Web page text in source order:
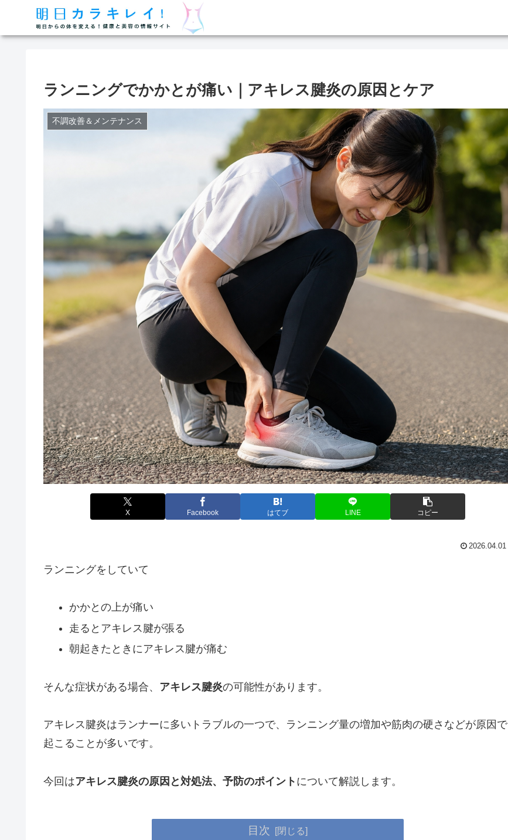
ランニングでかかとが痛い｜アキレス腱炎の原因とケア
不調改善＆メンテナンス
X Facebook はてブ LINE コピー
2026.04.01
ランニングをしていて
かかとの上が痛い
走るとアキレス腱が張る
朝起きたときにアキレス腱が痛む
そんな症状がある場合、 アキレス腱炎の可能性があります。
アキレス腱炎はランナーに多いトラブルの一つで、ランニング量の増加や筋肉の硬さなどが原因で
起こることが多いです。
今回はアキレス腱炎の原因と対処法、予防のポイント について解説します。
目次